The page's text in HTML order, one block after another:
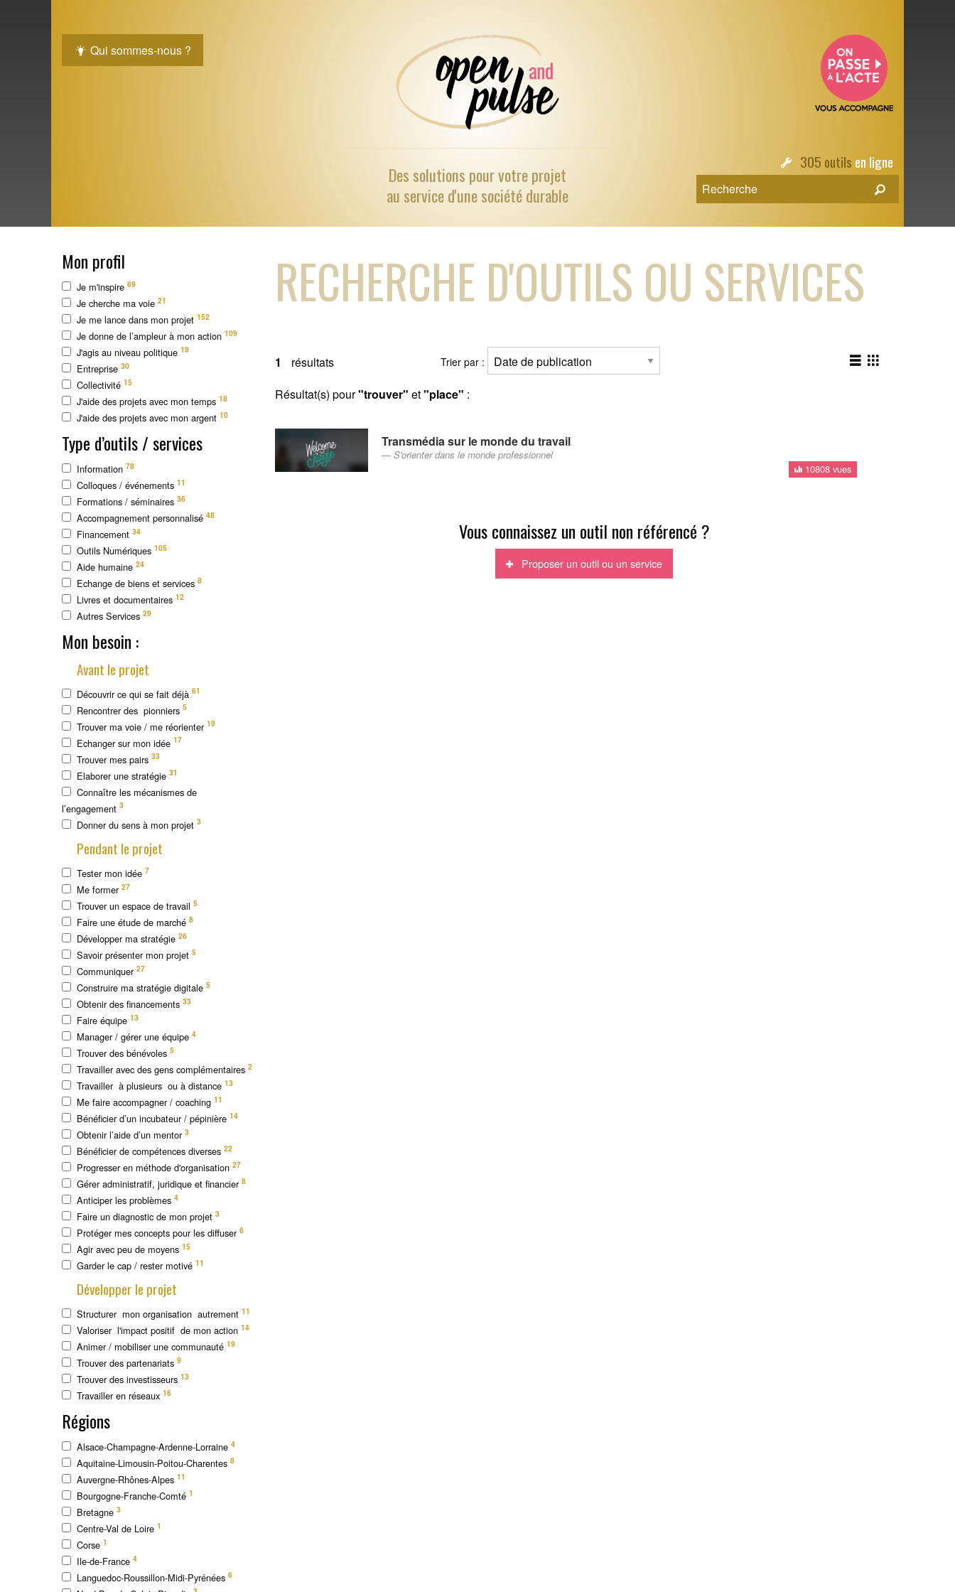
Qui sommes-nous ?
Des solutions pourvotre projet
au service d'une société durable
305 outils en ligne
Mon profil
Je m'inspire 69
Je cherche ma voie 21
Je me lance dans mon projet 152
Je donne de l’ampleur à mon action 109
J'agis au niveau politique 19
Entreprise 30
Collectivité 15
J'aide des projets avec mon temps 18
J'aide des projets avec mon argent 10
Type d’outils / services
Information 78
Colloques / événements 11
Formations / séminaires 36
Accompagnement personnalisé 48
Financement 34
Outils Numériques 105
Aide humaine 24
Echange de biens et services 8
Livres et documentaires 12
Autres Services 29
Mon besoin :
Avant le projet
Découvrir ce qui se fait déjà 61
Rencontrer des pionniers 5
Trouver ma voie / me réorienter 19
Echanger sur mon idée 17
Trouver mes pairs 33
Elaborer une stratégie 31
Connaître les mécanismes de
l’engagement 3
Donner du sens à mon projet 3
Pendant le projet
Tester mon idée 7
Me former 27
Trouver un espace de travail 5
Faire une étude de marché 8
Développer ma stratégie 26
Savoir présenter mon projet 5
Communiquer 27
Construire ma stratégie digitale 5
Obtenir des financements 33
Faire équipe 13
Manager / gérer une équipe 4
Trouver des bénévoles 5
Travailler avec des gens complémentaires 2
Travailler à plusieurs ou à distance 13
Me faire accompagner / coaching 11
Bénéficier d’un incubateur / pépinière 14
Obtenir l’aide d’un mentor 3
Bénéficier de compétences diverses 22
Progresser en méthode d'organisation 27
Gérer administratif, juridique et financier 8
Anticiper les problèmes 4
Faire un diagnostic de mon projet 3
Protéger mes concepts pour les diffuser 6
Agir avec peu de moyens 15
Garder le cap / rester motivé 11
Développer le projet
Structurer mon organisation autrement 11
Valoriser l'impact positif de mon action 14
Animer / mobiliser une communauté 19
Trouver des partenariats 9
Trouver des investisseurs 13
Travailler en réseaux 16
Régions
Alsace-Champagne-Ardenne-Lorraine 4
Aquitaine-Limousin-Poitou-Charentes 8
Auvergne-Rhônes-Alpes 11
Bourgogne-Franche-Comté 1
Bretagne 3
Centre-Val de Loire 1
Corse 1
Ile-de-France 4
Languedoc-Roussillon-Midi-Pyrénées 6
RECHERCHE D'OUTILS OU SERVICES
1 résultats Trier par :
Résultat(s) pour"trouver" et"place" :
Transmédia sur le monde du travail
S'orienter dans le monde professionnel
10808 vues
Vous connaissez un outil non référencé ?
Proposer un outil ou un service